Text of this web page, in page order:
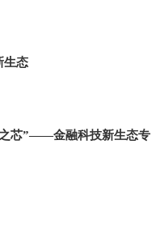
生态
之芯”——金融科技新生态专